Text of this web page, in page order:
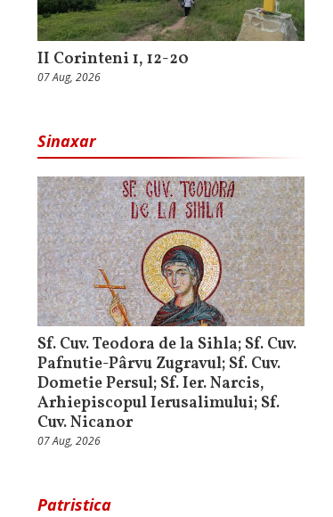
II Corinteni 1, 12-20
07 Aug, 2026
Sinaxar
Sf. Cuv. Teodora de la Sihla; Sf. Cuv.
Pafnutie-Pârvu Zugravul; Sf. Cuv.
Dometie Persul; Sf. Ier. Narcis,
Arhiepiscopul Ierusalimului; Sf.
Cuv. Nicanor
07 Aug, 2026
Patristica